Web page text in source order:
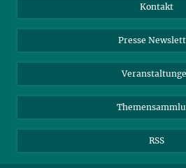
Meldestelle Fehlverhalten
YouTube
Kontakt
Presse
RSS